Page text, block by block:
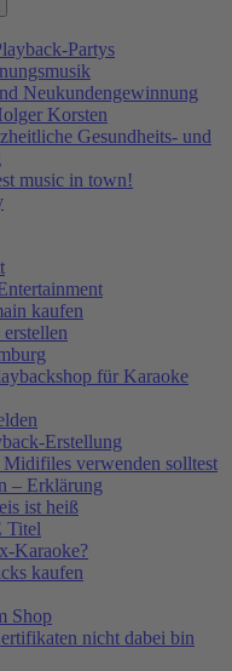
Partys
Neukundengewinnung
Korsten
Gesundheits- und
music in town!
kaufen
für Karaoke
Erstellung
verwenden solltest
– Erklärung
ist heiß
Titel
Karaoke?
kaufen
Shop
nicht dabei bin